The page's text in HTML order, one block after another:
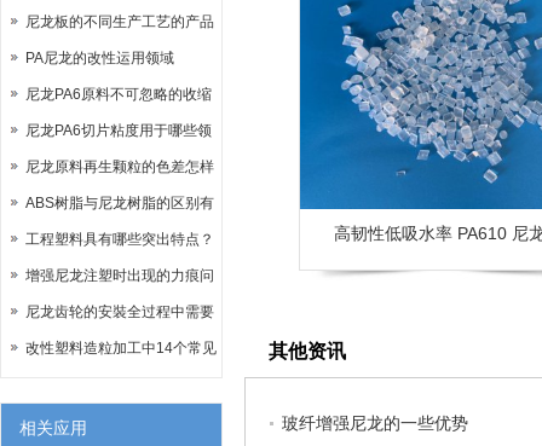
尼龙板的不同生产工艺的产品
区别
PA尼龙的改性运用领域
尼龙PA6原料不可忽略的收缩
率问题
尼龙PA6切片粘度用于哪些领
域
尼龙原料再生颗粒的色差怎样
控制？
ABS树脂与尼龙树脂的区别有
哪些？
工程塑料具有哪些突出特点？
增强尼龙注塑时出现的力痕问
题如何解决？
尼龙齿轮的安裝全过程中需要
注意哪些？
改性塑料造粒加工中14个常见
相关应用
高韧性低吸水率 PA610 尼
其他资讯
玻纤增强尼龙的一些优势